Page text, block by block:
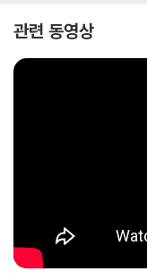
관련 동영상